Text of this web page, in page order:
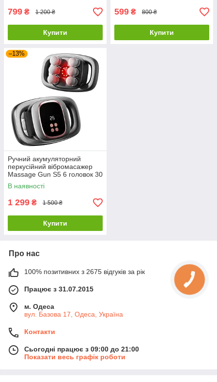
799 ₴ 1 200 ₴
Купити
599 ₴ 800 ₴
Купити
–13%
Ручний акумуляторний
перкусійний вібромасажер
Massage Gun S5 6 головок 30
швидкостей з LCD-дисплеєм
В наявності
1 299 ₴ 1 500 ₴
Купити
Про нас
100% позитивних з 2675 відгуків за рік
Працює з 31.07.2015
м. Одеса
вул. Базова 17, Одеса, Україна
Контакти
Сьогодні працює з 09:00 до 21:00
Показати весь графік роботи